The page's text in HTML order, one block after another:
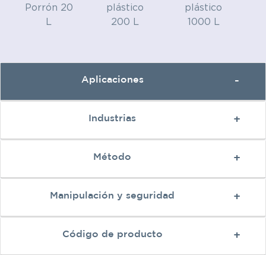
Porrón 20
L
plástico
200 L
plástico
1000 L
Aplicaciones
Industrias
Método
Manipulación y seguridad
Código de producto